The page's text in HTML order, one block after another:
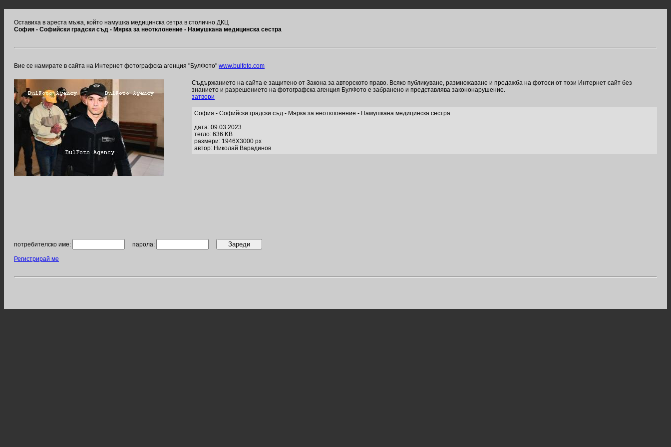
Оставиха в ареста мъжа, който намушка медицинска сетра в столично ДКЦ
София - Софийски градски съд - Мярка за неотклонение - Намушкана медицинска сестра
Вие се намирате в сайта на Интернет фотографска агенция "БулФото" www.bulfoto.com
Съдържанието на сайта е защитено от Закона за авторското право. Всяко публикуване, размножаване и продажба на фотоси от този Интернет сайт без
знанието и разрешението на фотографска агенция БулФото е забранено и представлява закононарушение.
затвори
София - Софийски градски съд - Мярка за неотклонение - Намушкана медицинска сестра
дата: 09.03.2023
тегло: 636 KB
размери: 1946X3000 px
автор: Николай Варадинов
потребителско име: парола:
Регистрирай ме